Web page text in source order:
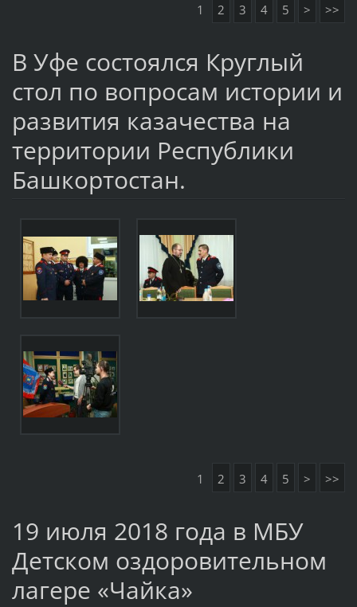
1 2 3 4 5 > >>
В Уфе состоялся Круглый
стол по вопросам истории и
развития казачества на
территории Республики
Башкортостан.
1 2 3 4 5 > >>
19 июля 2018 года в МБУ
Детском оздоровительном
лагере «Чайка»